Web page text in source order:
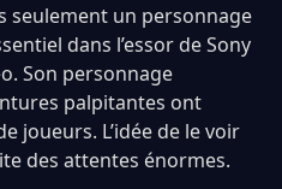
seulement un personnage
dans l’essor de Sony
Son personnage
palpitantes ont
joueurs. L’idée de le voir
des attentes énormes.